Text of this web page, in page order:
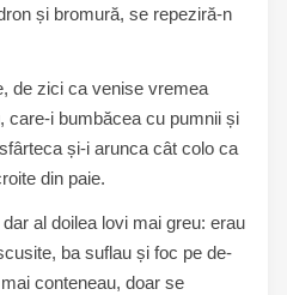
și bromură, se repeziră-n
de zici ca venise vremea
care-i bumbăcea cu pumnii și
și-i arunca cât colo ca
din paie.
al doilea lovi mai greu: erau
ba suflau și foc pe de-
conteneau, doar se